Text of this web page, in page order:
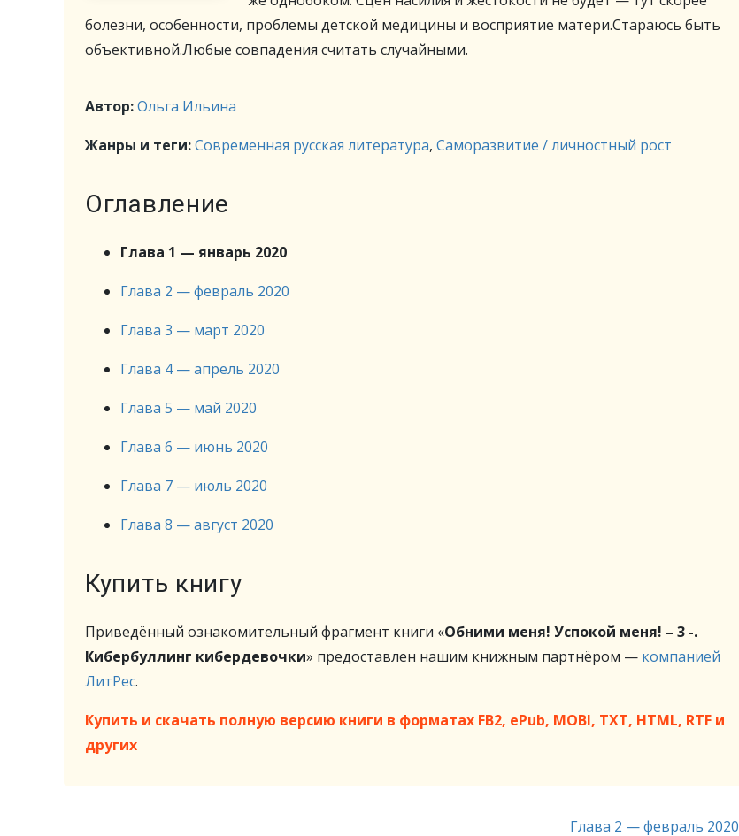
болезни, особенности, проблемы детской медицины и восприятие матери.Стараюсь быть
объективной.Любые совпадения считать случайными.
Автор:Ольга Ильина
Жанры и теги:Современная русская литература, Саморазвитие / личностный рост
Оглавление
Глава 1 — январь 2020
Глава 2 — февраль 2020
Глава 3 — март 2020
Глава 4 — апрель 2020
Глава 5 — май 2020
Глава 6 — июнь 2020
Глава 7 — июль 2020
Глава 8 — август 2020
Купить книгу
Приведённый ознакомительный фрагмент книги «Обними меня! Успокой меня! – 3 -.
Кибербуллинг кибердевочки» предоставлен нашим книжным партнёром — компанией
ЛитРес.
Купить и скачать полную версию книги в форматах FB2, ePub, MOBI, TXT, HTML, RTF и
других
Глава 2 — февраль 2020